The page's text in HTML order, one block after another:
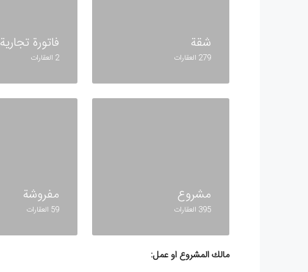
شقة
279 العقارات
فاتورة تجارية
2 العقارات
مشروع
395 العقارات
مفروشة
59 العقارات
مالك المشروع او عمل: